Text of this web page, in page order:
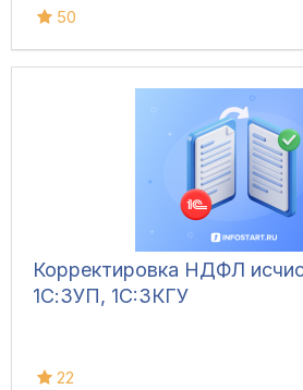
50
Корректировка НДФЛ
1С:ЗУП, 1C:ЗКГУ
22